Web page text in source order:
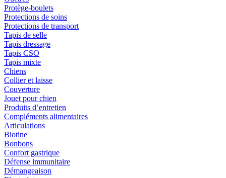
Protège-boulets
Protections de soins
Protections de transport
Tapis de selle
Tapis dressage
Tapis CSO
Tapis mixte
Chiens
Collier et laisse
Couverture
Jouet pour chien
Produits d’entretien
Compléments alimentaires
Articulations
Biotine
Bonbons
Confort gastrique
Défense immunitaire
Démangeaison